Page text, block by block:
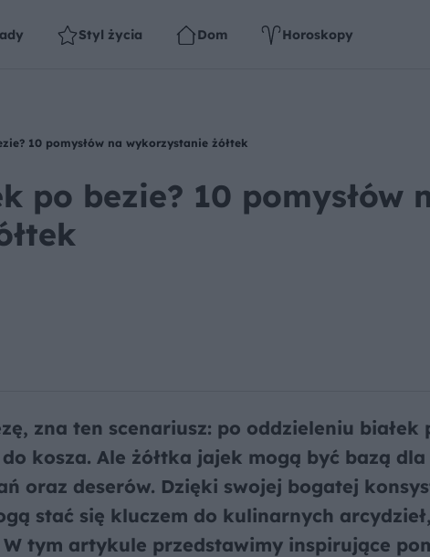
Styl życia Dom Horoskopy
10 pomysłów na wykorzystanie żółtek
po bezie? 10 pomysłów
zna ten scenariusz: po oddzieleniu białek
kosza. Ale żółtka jajek mogą być bazą dla
oraz deserów. Dzięki swojej bogatej
stać się kluczem do kulinarnych
tym artykule przedstawimy inspirujące